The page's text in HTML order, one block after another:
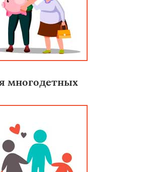
многодетных